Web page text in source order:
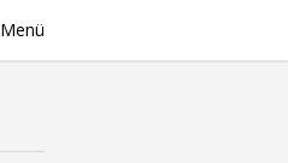
Menü